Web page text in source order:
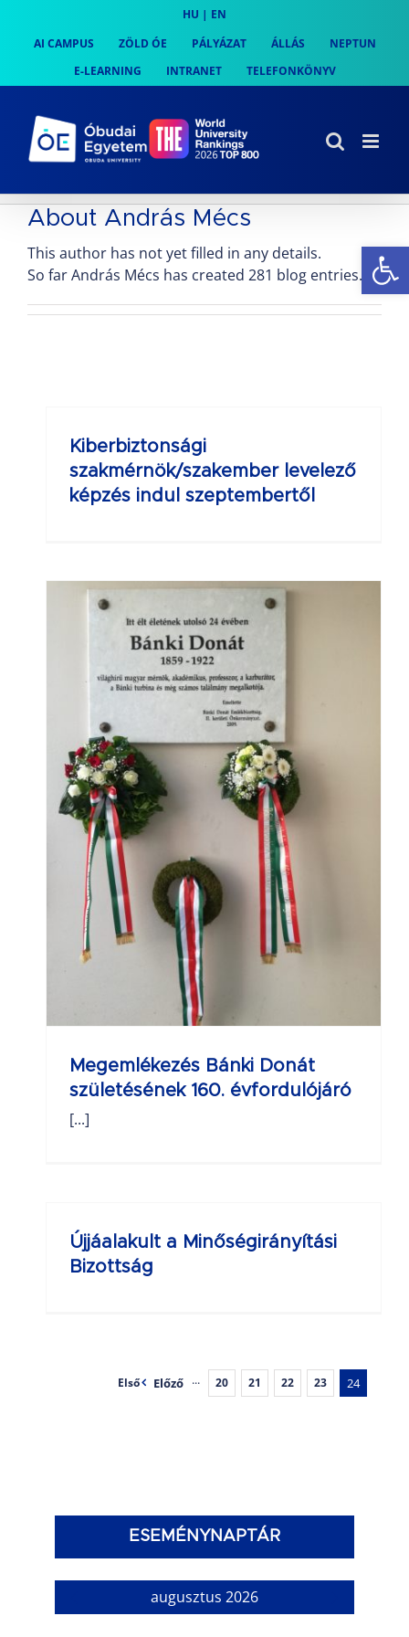
content
HU | EN
AI CAMPUS
ZÖLD ÓE PÁLYÁZAT ÁLLÁS
NEPTUN
E-LEARNING
INTRANET TELEFONKÖNYV
About András Mécs
This author has not yet filled in any details.
So far András Mécs has created 281 blog entries.
Kiberbiztonsági
szakmérnök/szakember levelező
képzés indul szeptembertől
Megemlékezés Bánki Donát
születésének 160. évfordulójáró
[...]
Újjáalakult a Minőségirányítási
Bizottság
Első Előző ··· 20 21 22 23 24
ESEMÉNYNAPTÁR
augusztus 2026